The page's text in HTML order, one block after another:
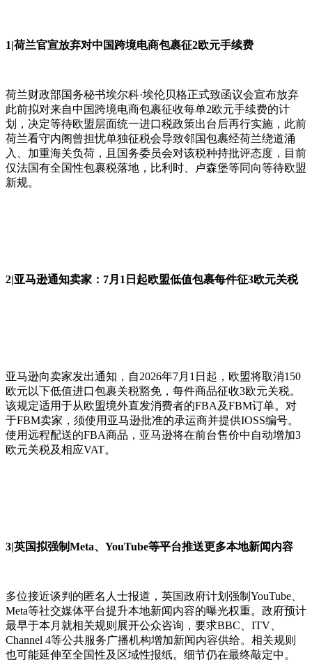
1|荷兰官宣放弃对中国跨境电商包裹征2欧元手续费
荷兰财政部国务秘书埃尔科·埃伦贝格正式致函议会宣布放弃
此前拟对来自中国跨境电商包裹征收每单2欧元手续费的计
划，决定等待欧盟层面统一进口税政策出台后再行实施，此前
荷兰看守内阁曾担忧单独征税会导致邻国包裹经荷兰绕道涌
入、加重海关负荷，且国务委员会对该税种持批评态度，目前
仅法国有全国性包裹税落地，比利时、卢森堡等同向等待欧盟
新规。
2|亚马逊通知卖家：7月1日起欧盟低值包裹每件征3欧元关税
亚马逊向卖家发出通知，自2026年7月1日起，欧盟将取消150
欧元以下低值进口包裹关税豁免，每件商品征收3欧元关税。
该规定适用于从欧盟境外直发消费者的FBA及FBM订单。对
于FBM卖家，须使用亚马逊批准的承运商并提供IOSS编号。
使用远程配送的FBA商品，亚马逊将在前台售价中自动增加3
欧元关税及相应VAT。
3|英国拟强制Meta、YouTube等平台推送更多本地新闻内容
多位接近谈判的匿名人士报道，英国政府计划强制YouTube、
Meta等社交媒体平台提升本地新闻内容的曝光权重。政府预计
最早于本月就相关规则展开公众咨询，要求BBC、ITV、
Channel 4等公共服务广播机构增加新闻内容供给。相关规则
也可能延伸至全国性及区域性报纸。细节仍在最终敲定中。